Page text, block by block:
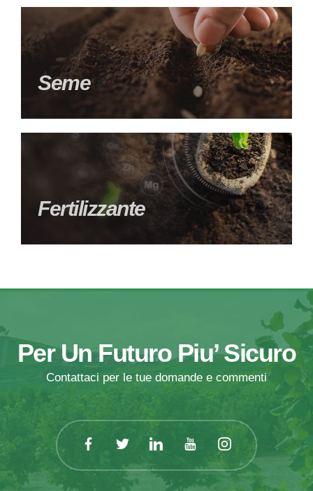
Seme
Fertilizzante
Per Un Futuro Piu’ Sicuro
Contattaci per le tue domande e commenti